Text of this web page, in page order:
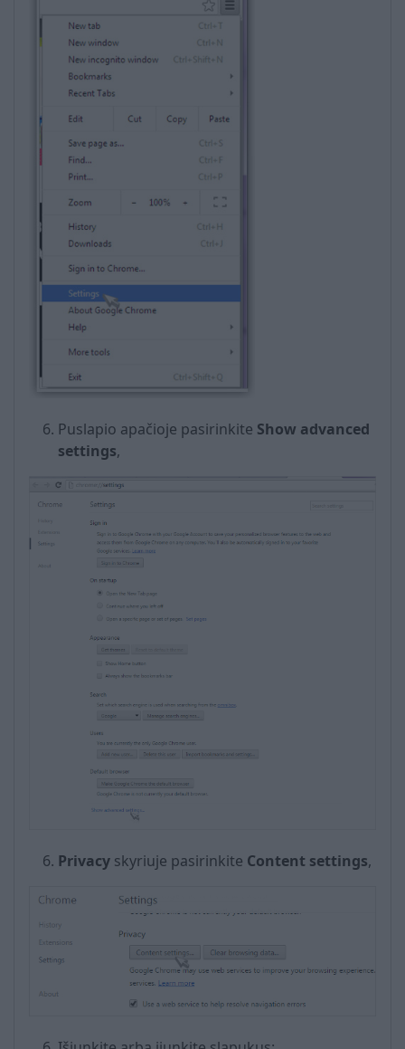
Puslapio apačioje pasirinkite Show advanced
settings,
Privacy skyriuje pasirinkite Content settings,